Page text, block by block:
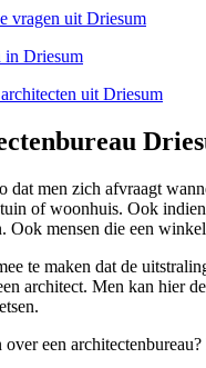
vragen uit Driesum
in Driesum
uit Driesum
dat men zich afvraagt
of woonhuis. Ook
Ook mensen die een
te maken dat de
architect. Men kan hier
een